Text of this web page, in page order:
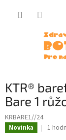
KTR®
Bare 1
KRBARE1//24
Novinka 1